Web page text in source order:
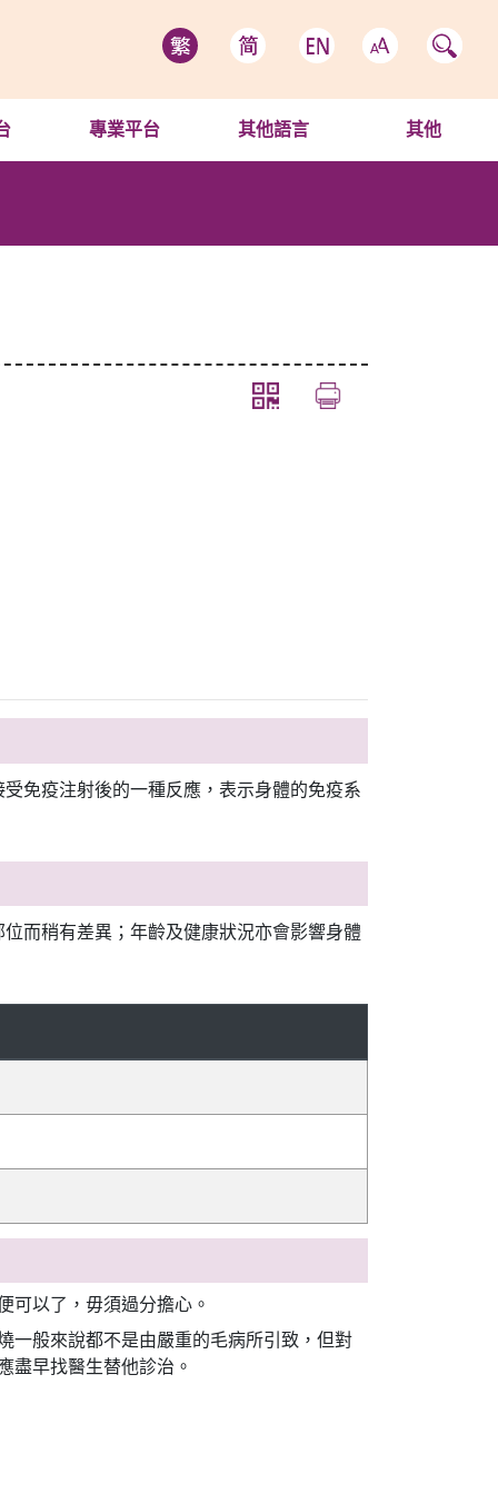
專業平台 其他語言 其他
免疫注射後的一種反應，表示身體的免疫系
而稍有差異；年齡及健康狀況亦會影響身體
可以了，毋須過分擔心。
一般來說都不是由嚴重的毛病所引致，但對
盡早找醫生替他診治。